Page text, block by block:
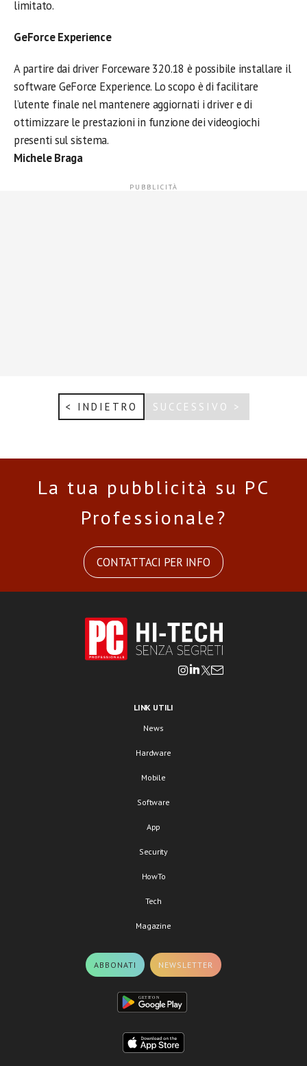
limitato.
GeForce Experience
A partire dai driver Forceware 320.18 è possibile installare il
software GeForce Experience. Lo scopo è di facilitare
l’utente finale nel mantenere aggiornati i driver e di
ottimizzare le prestazioni in funzione dei videogiochi
presenti sul sistema.
Michele Braga
< INDIETRO SUCCESSIVO >
La tua pubblicità su PC
Professionale?
CONTATTACI PER INFO
LINK UTILI
News
Hardware
Mobile
Software
App
Security
HowTo
Tech
Magazine
ABBONATI NEWSLETTER